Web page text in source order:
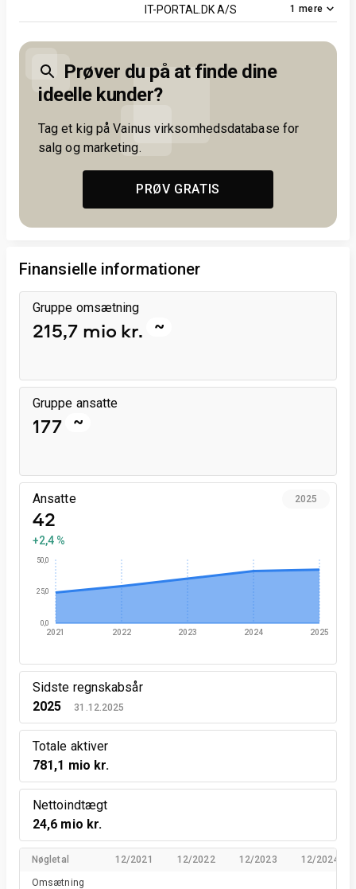
IT-PORTAL.DK A/S
1 mere
Prøver du på at finde dine
ideelle kunder?
Tag et kig på Vainus virksomhedsdatabase for
salg og marketing.
PRØV GRATIS
Finansielle informationer
Gruppe omsætning
215,7 mio kr. ~
Gruppe ansatte
177 ~
Ansatte
42
+2,4 %
2025
2021 2022 2023 2024 2025
0,0
25,0
50,0
Sidste regnskabsår
2025
31.12.2025
Totale aktiver
781,1 mio kr.
Nettoindtægt
24,6 mio kr.
Nøgletal 12/2021 12/2022 12/2023 12/2024
Omsætning